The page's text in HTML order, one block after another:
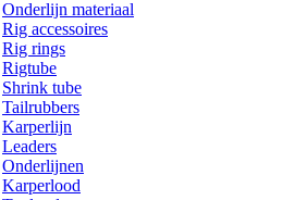
Onderlijn materiaal
Rig accessoires
Rig rings
Rigtube
Shrink tube
Tailrubbers
Karperlijn
Leaders
Onderlijnen
Karperlood